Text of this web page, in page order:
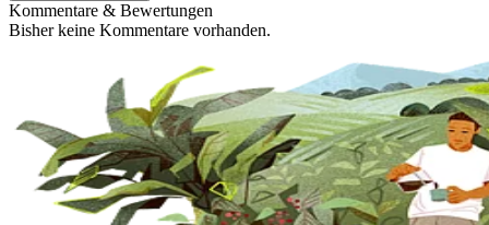
Kommentare & Bewertungen
Bisher keine Kommentare vorhanden.